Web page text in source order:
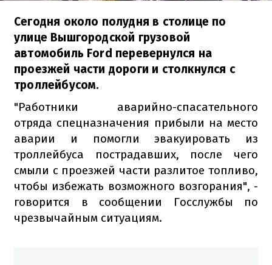
Сегодня около полудня в столице по
улице Вышгородской грузовой
автомобиль Ford перевернулся на
проезжей части дороги и столкнулся с
троллейбусом.
"Работники аварийно-спасательного
отряда спецназначения прибыли на место
аварии и помогли эвакуировать из
троллейбуса пострадавших, после чего
смыли с проезжей части разлитое топливо,
чтобы избежать возможного возгорания", -
говорится в сообщении Госслужбы по
чрезвычайным ситуациям.